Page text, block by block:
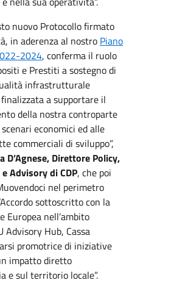
nuovo Protocollo firmato
in aderenza al nostro Piano
2024, conferma il ruolo
e Prestiti a sostegno di
infrastrutturale
a supportare il
della nostra controparte
economici ed alle
commerciali di sviluppo”,
D’Agnese, Direttore Policy,
Advisory di CDP, che poi
nel perimetro
sottoscritto con la
Europea nell’ambito
Advisory Hub, Cassa
promotrice di iniziative
impatto diretto
e sul territorio locale”.